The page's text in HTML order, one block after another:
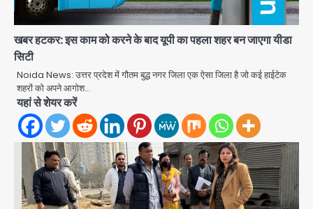
खबर हटकर: इस काम को करने के बाद यूपी का पहला शहर बन जाएगा यीडा
सिटी
Noida News: उत्तर प्रदेश में गौतम बुद्ध नगर जिला एक ऐसा जिला है जो कई हाईटेक
शहरों को अपने आगोश…
यहां से शेयर करें